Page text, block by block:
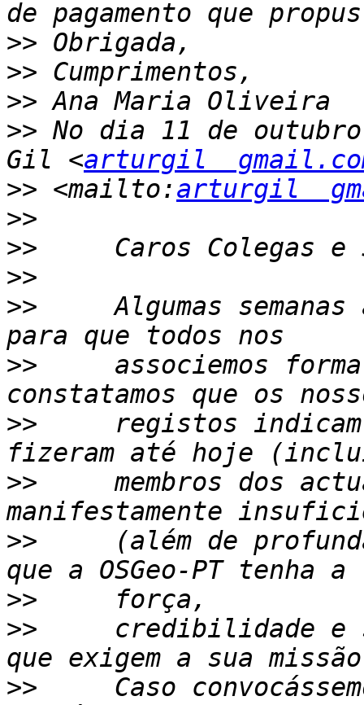
>>
>>
>>
>> No dia 11 de
Gil <arturgil
>> <mailto:arturgil
>>
>>
>>
>>
Algumas semanas
>>
associemos
>>
registos
>>
membros dos
>>
(além de
>>
>>
credibilidade e
>>
Caso